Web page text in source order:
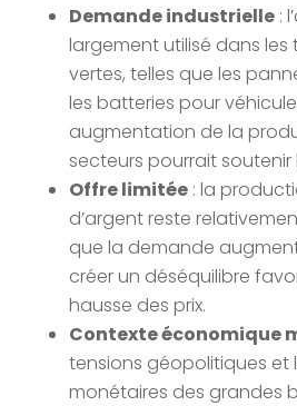
Demande industrielle:
largement utilisé dans
vertes, telles que les
les batteries pour
augmentation de la
secteurs pourrait
Offre limitée: la
d’argent reste
que la demande
créer un déséquilibre
hausse des prix.
Contexte économique
tensions géopolitiques et
monétaires des grandes